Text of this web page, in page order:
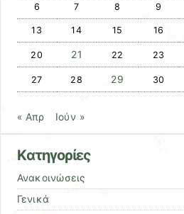
6 7 8 9
13 14 15 16
20 21 22 23
27 28 29 30
« Απρ Ιούν »
Kατηγορίες
Ανακοινώσεις
Γενικά